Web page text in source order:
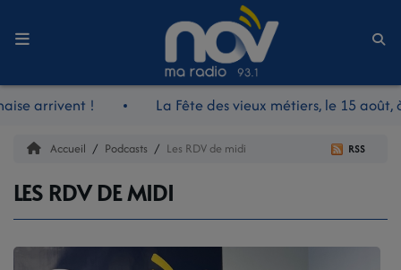
arrivent ! La Fête des vieux métiers, le 15 août,
Accueil
LE JOURNAL
LES RDV DE MIDI
LES REPORTAGES
Accueil Podcasts Les RDV de midi RSS
LES RDV DE MIDI